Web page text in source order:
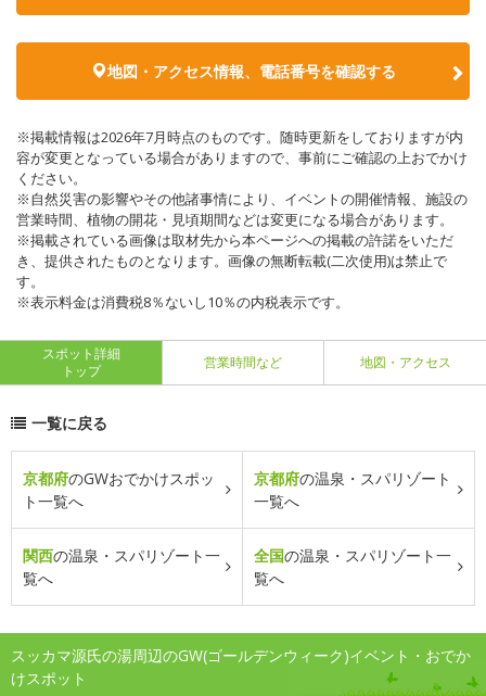
地図・アクセス情報、電話番号を確認する
※掲載情報は2026年7月時点のものです。随時更新をしておりますが内
容が変更となっている場合がありますので、事前にご確認の上おでかけ
ください。
※自然災害の影響やその他諸事情により、イベントの開催情報、施設の
営業時間、植物の開花・見頃期間などは変更になる場合があります。
※掲載されている画像は取材先から本ページへの掲載の許諾をいただ
き、提供されたものとなります。画像の無断転載(二次使用)は禁止で
す。
※表示料金は消費税8％ないし10％の内税表示です。
スポット詳細
トップ
営業時間など 地図・アクセス
一覧に戻る
京都府のGWおでかけスポッ
ト一覧へ
京都府の温泉・スパリゾート
一覧へ
関西の温泉・スパリゾート一
覧へ
全国の温泉・スパリゾート一
覧へ
スッカマ源氏の湯周辺のGW(ゴールデンウィーク)イベント・おでか
けスポット